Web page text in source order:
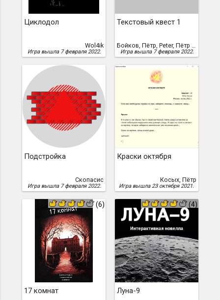
Циклодол
Wol4ik
Игра вышла 7 февраля 2022.
Текстовый квест 1
Бойков, Пётр, Peter, Пётр Бойков
Игра вышла 7 февраля 2022.
Подстройка
Скопасис
Игра вышла 7 февраля 2022.
Краски октября
Косых, Пётр
Игра вышла 23 октября 2021.
(6)
17 комнат
(4)
Луна-9